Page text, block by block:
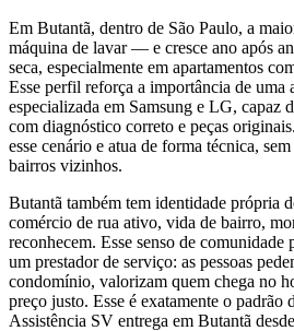
Em Butantã, dentro de São Paulo, a
máquina de lavar — e cresce ano após
seca, especialmente em apartamentos
Esse perfil reforça a importância de uma
especializada em Samsung e LG, capaz
com diagnóstico correto e peças
esse cenário e atua de forma técnica,
bairros vizinhos.
Butantã também tem identidade própria
comércio de rua ativo, vida de bairro,
reconhecem. Esse senso de comunidade
um prestador de serviço: as pessoas
condomínio, valorizam quem chega no
preço justo. Esse é exatamente o padrão
Assistência SV entrega em Butantã